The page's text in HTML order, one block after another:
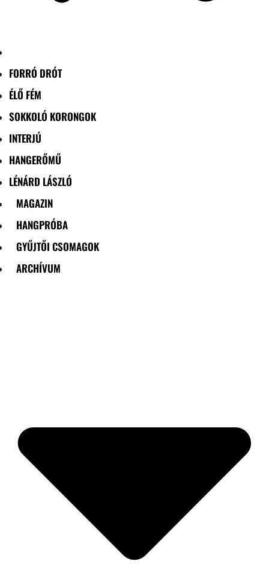
FORRÓ DRÓT
ÉLŐ FÉM
SOKKOLÓ KORONGOK
INTERJÚ
HANGERŐMŰ
LÉNÁRD LÁSZLÓ
MAGAZIN
HANGPRÓBA
GYŰJTŐI CSOMAGOK
ARCHÍVUM